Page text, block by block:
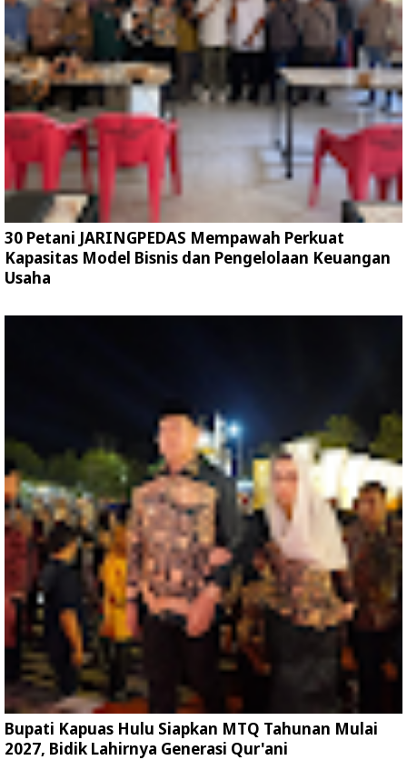
30 Petani JARINGPEDAS Mempawah Perkuat
Kapasitas Model Bisnis dan Pengelolaan Keuangan
Usaha
Bupati Kapuas Hulu Siapkan MTQ Tahunan Mulai
2027, Bidik Lahirnya Generasi Qur'ani